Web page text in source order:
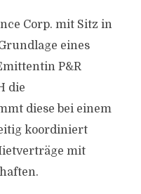
Corp. mit Sitz in
eines
P&R
die
diese bei einem
koordiniert
mit